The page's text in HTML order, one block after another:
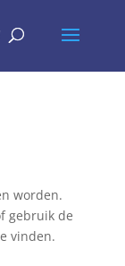
worden.
gebruik de
vinden.